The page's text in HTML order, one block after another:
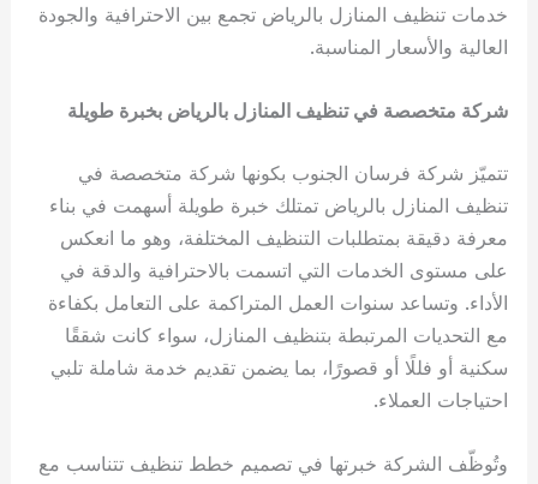
خدمات تنظيف المنازل بالرياض تجمع بين الاحترافية والجودة
العالية والأسعار المناسبة.
شركة متخصصة في تنظيف المنازل بالرياض بخبرة طويلة
تتميّز شركة فرسان الجنوب بكونها شركة متخصصة في
تنظيف المنازل بالرياض تمتلك خبرة طويلة أسهمت في بناء
معرفة دقيقة بمتطلبات التنظيف المختلفة، وهو ما انعكس
على مستوى الخدمات التي اتسمت بالاحترافية والدقة في
الأداء. وتساعد سنوات العمل المتراكمة على التعامل بكفاءة
مع التحديات المرتبطة بتنظيف المنازل، سواء كانت شققًا
سكنية أو فللًا أو قصورًا، بما يضمن تقديم خدمة شاملة تلبي
احتياجات العملاء.
وتُوظّف الشركة خبرتها في تصميم خطط تنظيف تتناسب مع